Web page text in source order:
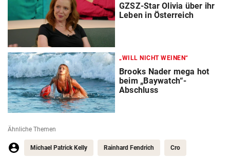
GZSZ-Star Olivia über ihr
Leben in Österreich
„WILL NICHT WEINEN“
Brooks Nader mega hot
beim „Baywatch“-
Abschluss
Ähnliche Themen
Michael Patrick Kelly Rainhard Fendrich Cro